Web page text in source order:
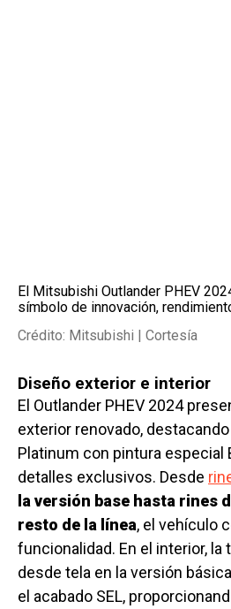
El Mitsubishi Outlander PHEV
símbolo de innovación,
Crédito: Mitsubishi | Cortesía
Diseño exterior e interior
El Outlander PHEV 2024
exterior renovado,
Platinum con pintura especial
detalles exclusivos. Desde
la versión base hasta rines
resto de la línea, el vehículo
funcionalidad. En el interior, la
desde tela en la versión
el acabado SEL,